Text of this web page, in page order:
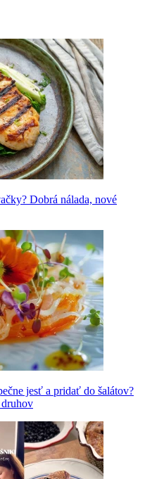
Dobrá nálada, nové
jesť a pridať do šalátov?